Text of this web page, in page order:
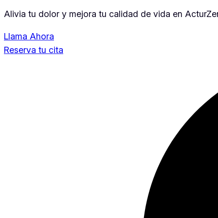
Alivia tu dolor y mejora tu calidad de vida en
Llama Ahora
Reserva tu cita